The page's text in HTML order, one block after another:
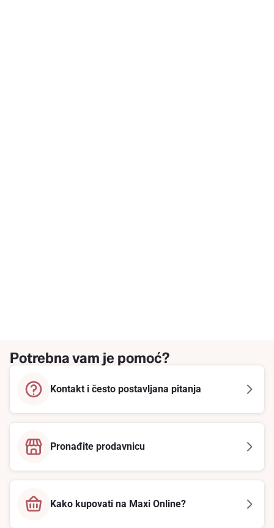
Potrebna vam je pomoć?
Kontakt i često postavljana pitanja
Pronađite prodavnicu
Kako kupovati na Maxi Online?